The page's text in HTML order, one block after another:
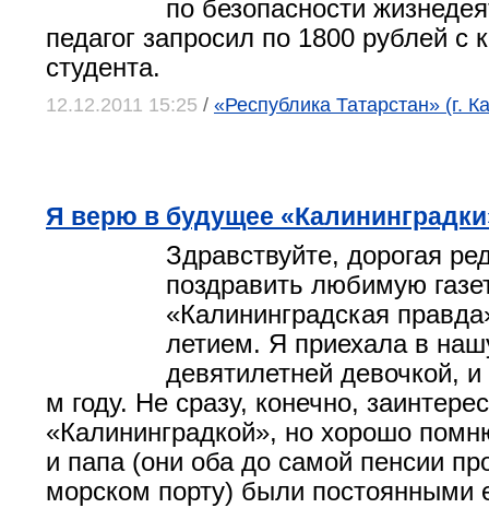
по безопасности
педагог запросил по 1800 рублей с
студента.
12.12.2011 15:25 / «Республика Татарстан» (г.
Я верю в будущее
Здравствуйте, дорогая
поздравить любимую
«Калининградская
летием. Я приехала в
девятилетней девочкой,
м году. Не сразу, конечно,
«Калининградкой», но хорошо
и папа (они оба до самой пенсии
морском порту) были постоянными